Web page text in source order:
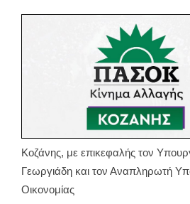
Κοζάνης, με επικεφαλής τον
Γεωργιάδη και τον Αναπληρωτή
Οικονομίας